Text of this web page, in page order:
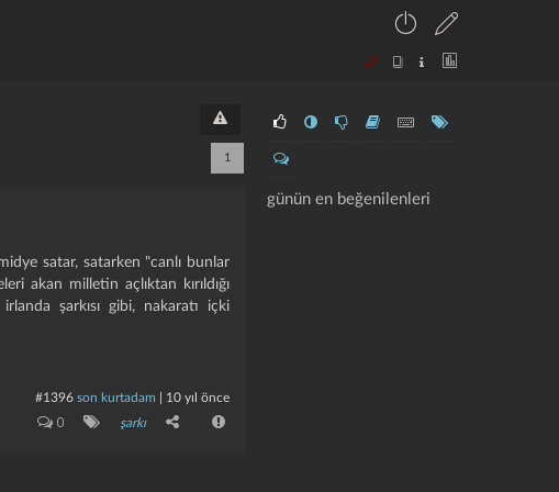
günün en beğenilenleri
1
satar, satarken "canlı bunlar
akan milletin açlıktan kırıldığı
şarkısı gibi, nakaratı içki
#1396 son kurtadam 10 yıl önce
0 şarkı